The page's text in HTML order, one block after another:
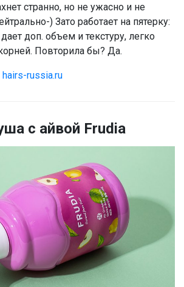
странно, но не ужасно и не
) Зато работает на пятерку:
доп. объем и текстуру, легко
Повторила бы? Да.
hairs-russia.ru
с айвой Frudia